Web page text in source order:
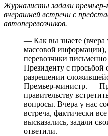
Журналисты задали
вчерашней встречи с
автоперевозчиков.
— Как вы знаете (вчера
массовой информации),
перевозчики
Президенту с просьбой
разрешении
Премьер-министр. —
правительству
вопросы. Вчера у нас
встреча, фактически
высказались, задали
ответили.